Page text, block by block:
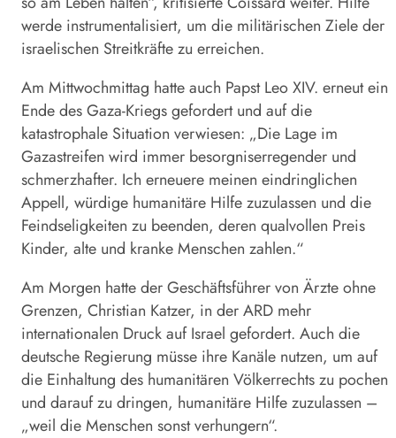
werde instrumentalisiert, um die militärischen Ziele der
israelischen Streitkräfte zu erreichen.
Am Mittwochmittag hatte auch PapstLeo XIV. erneut ein
Ende des Gaza-Kriegs gefordert und auf die
katastrophale Situation verwiesen: „Die Lage im
Gazastreifen wird immer besorgniserregender und
schmerzhafter. Ich erneuere meinen eindringlichen
Appell, würdige humanitäre Hilfe zuzulassen und die
Feindseligkeiten zu beenden, deren qualvollen Preis
Kinder, alte und kranke Menschen zahlen.“
Am Morgen hatte der Geschäftsführer von Ärzte ohne
Grenzen, Christian Katzer, in der ARD mehr
internationalen Druck auf Israel gefordert. Auch die
deutsche Regierung müsse ihre Kanäle nutzen, um auf
die Einhaltung des humanitären Völkerrechts zu pochen
und darauf zu dringen, humanitäre Hilfe zuzulassen –
„weil die Menschen sonst verhungern“.